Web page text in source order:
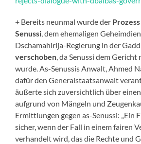
+ Bereits neunmal wurde der
Senussi, dem ehemaligen
Dschamahirija-Regierung in der
verschoben, da Senussi dem
wurde. As-Senussis Anwalt, Ahmed
dafür den Generalstaatsanwalt
äußerte sich zuversichtlich über
aufgrund von Mängeln und
Ermittlungen gegen as-Senussi: „Ein
sicher, wenn der Fall in einem fairen
verhandelt wird, das die Rechte und